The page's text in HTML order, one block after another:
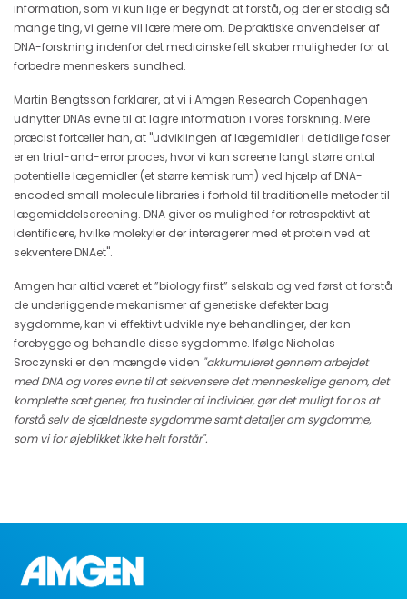
information, som vi kun lige er begyndt at forstå, og der er stadig så
mange ting, vi gerne vil lære mere om. De praktiske anvendelser af
DNA-forskning indenfor det medicinske felt skaber muligheder for at
forbedre menneskers sundhed.
Martin Bengtsson forklarer, at vi i Amgen Research Copenhagen
udnytter DNAs evne til at lagre information i vores forskning. Mere
præcist fortæller han, at "udviklingen af lægemidler i de tidlige faser
er en trial-and-error proces, hvor vi kan screene langt større antal
potentielle lægemidler (et større kemisk rum) ved hjælp af DNA-
encoded small molecule libraries i forhold til traditionelle metoder til
lægemiddelscreening. DNA giver os mulighed for retrospektivt at
identificere, hvilke molekyler der interagerer med et protein ved at
sekventere DNAet".
Amgen har altid været et ”biology first” selskab og ved først at forstå
de underliggende mekanismer af genetiske defekter bag
sygdomme, kan vi effektivt udvikle nye behandlinger, der kan
forebygge og behandle disse sygdomme. Ifølge Nicholas
Sroczynski er den mængde viden "akkumuleret gennem arbejdet
med DNA og vores evne til at sekvensere det menneskelige genom, det
komplette sæt gener, fra tusinder af individer, gør det muligt for os at
forstå selv de sjældneste sygdomme samt detaljer om sygdomme,
som vi for øjeblikket ikke helt forstår".